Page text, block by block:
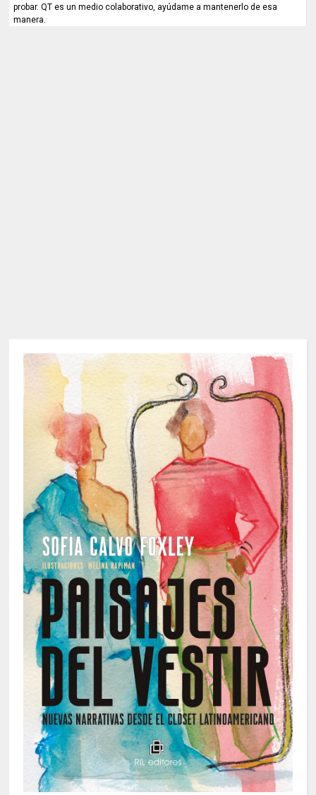
probar. QT es un medio colaborativo, ayúdame a mantenerlo de esa
manera.